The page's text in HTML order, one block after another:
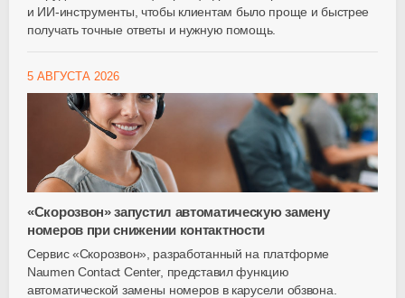
и ИИ-инструменты , чтобы клиентам было проще и быстрее
получать точные ответы и нужную помощь.
5 АВГУСТА 2026
«Скорозвон» запустил автоматическую замену
номеров при снижении контактности
Сервис «Скорозвон», разработанный на платформе
Naumen Contact Center, представил функцию
автоматической замены номеров в карусели обзвона.